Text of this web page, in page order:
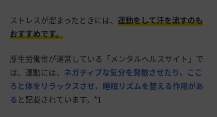
ストレスが溜まったときには、 運動をして汗を流すのも
おすすめです。
厚生労働省が運営している「メンタルヘルスサイト」で
は、運動には、 ネガティブな気分を発散させたり、ここ
ろと体をリラックスさせ、睡眠リズムを整える作用があ
る と記載されています。*1